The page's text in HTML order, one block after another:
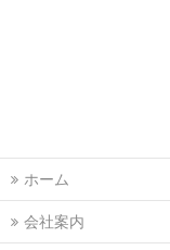
ホーム
会社案内